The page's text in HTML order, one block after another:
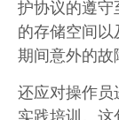
护协议的遵守
的存储空间
期间意外的故
还应对操作员